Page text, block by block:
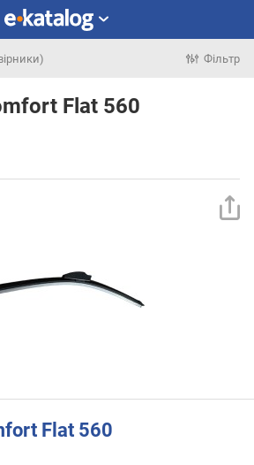
Фільтр
Flat 560
Flat 560